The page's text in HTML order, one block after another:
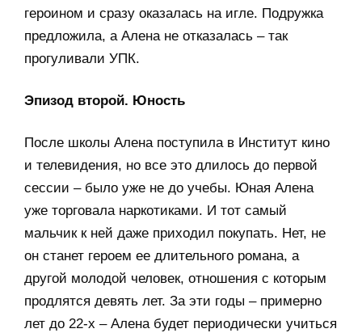
героином и сразу оказалась на игле. Подружка
предложила, а Алена не отказалась – так
прогуливали УПК.
Эпизод второй. Юность
После школы Алена поступила в Институт кино
и телевидения, но все это длилось до первой
сессии – было уже не до учебы. Юная Алена
уже торговала наркотиками. И тот самый
мальчик к ней даже приходил покупать. Нет, не
он станет героем ее длительного романа, а
другой молодой человек, отношения с которым
продлятся девять лет. За эти годы – примерно
лет до 22-х – Алена будет периодически учиться